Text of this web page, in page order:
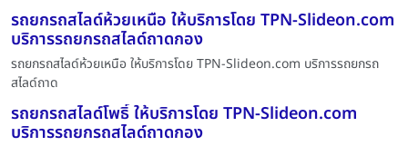
รถยกรถสไลด์ห้วยเหนือ ให้บริการโดย TPN-Slideon.com
บริการรถยกรถสไลด์ถาดกอง
รถยกรถสไลด์ห้วยเหนือ ให้บริการโดย TPN-Slideon.com บริการรถยกรถ
สไลด์ถาด
รถยกรถสไลด์โพธิ์ ให้บริการโดย TPN-Slideon.com
บริการรถยกรถสไลด์ถาดกอง